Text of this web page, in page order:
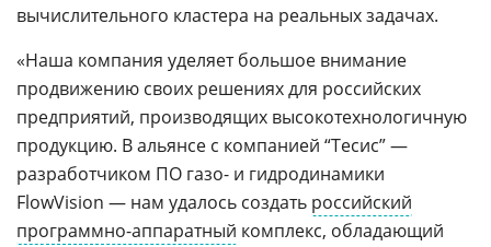
вычислительного кластера на реальных задачах.
«Наша компания уделяет большое внимание
продвижению своих решениях для российских
предприятий, производящих высокотехнологичную
продукцию. В альянсе с компанией “Тесис” —
разработчиком ПО газо- и гидродинамики
FlowVision — нам удалось создать российский
программно-аппаратный комплекс, обладающий